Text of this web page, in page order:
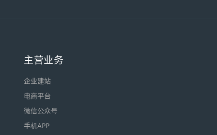
主营业务
企业建站
电商平台
微信公众号
手机APP